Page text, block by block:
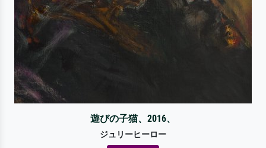
遊びの子猫、2016、
ジュリーヒーロー